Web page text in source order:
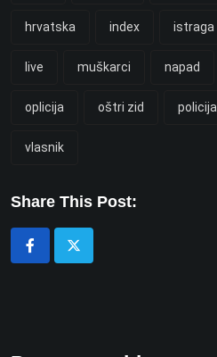
hrvatska index istraga
live muškarci napad
oplicija oštri zid policija
vlasnik
Share This Post: